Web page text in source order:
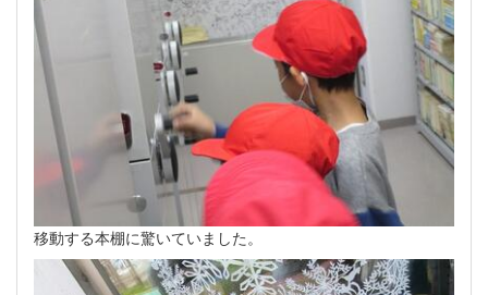
移動する本棚に驚いていました。